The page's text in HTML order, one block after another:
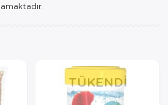
TÜKENDI